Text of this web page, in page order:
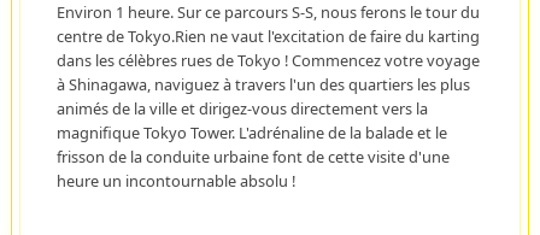
Environ 1 heure. Sur ce parcours S-S, nous ferons le tour du
centre de Tokyo.Rien ne vaut l'excitation de faire du karting
dans les célèbres rues de Tokyo ! Commencez votre voyage
à Shinagawa, naviguez à travers l'un des quartiers les plus
animés de la ville et dirigez-vous directement vers la
magnifique Tokyo Tower. L'adrénaline de la balade et le
frisson de la conduite urbaine font de cette visite d'une
heure un incontournable absolu !